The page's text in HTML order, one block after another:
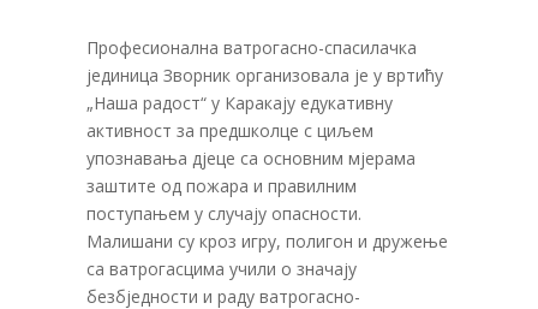
Професионална ватрогасно-спасилачка
јединица Зворник организовала је у вртићу
„Наша радост“ у Каракају едукативну
активност за предшколце с циљем
упознавања дјеце са основним мјерама
заштите од пожара и правилним
поступањем у случају опасности.
Малишани су кроз игру, полигон и дружење
са ватрогасцима учили о значају
безбједности и раду ватрогасно-